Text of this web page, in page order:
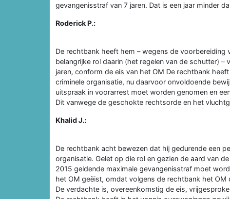
gevangenisstraf van 7 jaren. Dat is een jaar minder
Roderick P.:
De rechtbank heeft hem – wegens de voorbereiding
belangrijke rol daarin (het regelen van de schutter)
jaren, conform de eis van het OM De rechtbank
criminele organisatie, nu daarvoor onvoldoende
uitspraak in voorarrest moet worden genomen en
Dit vanwege de geschokte rechtsorde en het
Khalid J.:
De rechtbank acht bewezen dat hij gedurende een
organisatie. Gelet op die rol en gezien de aard van
2015 geldende maximale gevangenisstraf moet
het OM geëist, omdat volgens de rechtbank het
De verdachte is, overeenkomstig de eis,